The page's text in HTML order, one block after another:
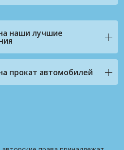
наши лучшие
прокат автомобилей